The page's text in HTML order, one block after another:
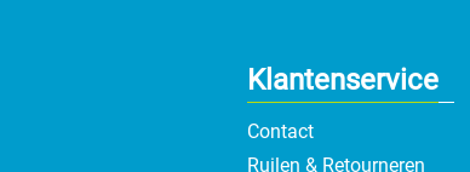
Klantenservice
Contact
Ruilen & Retourneren